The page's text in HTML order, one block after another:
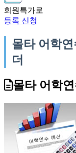
회원특가로
등록 신청
몰타 어학
더
몰타 어학